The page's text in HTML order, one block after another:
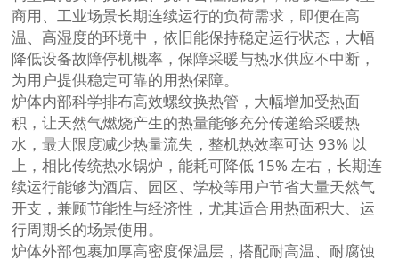
商用、工业场景长期连续运行的负荷需求，即便在高
温、高湿度的环境中，依旧能保持稳定运行状态，大幅
降低设备故障停机概率，保障采暖与热水供应不中断，
为用户提供稳定可靠的用热保障。
炉体内部科学排布高效螺纹换热管，大幅增加受热面
积，让天然气燃烧产生的热量能够充分传递给采暖热
水，最大限度减少热量流失，整机热效率可达 93% 以
上，相比传统热水锅炉，能耗可降低 15% 左右，长期连
续运行能够为酒店、园区、学校等用户节省大量天然气
开支，兼顾节能性与经济性，尤其适合用热面积大、运
行周期长的场景使用。
炉体外部包裹加厚高密度保温层，搭配耐高温、耐腐蚀